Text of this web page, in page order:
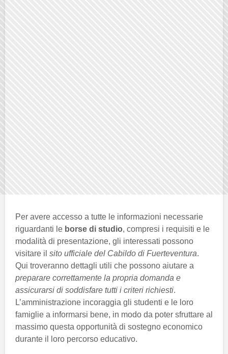
Per avere accesso a tutte le informazioni necessarie
riguardanti le borse di studio, compresi i requisiti e le
modalità di presentazione, gli interessati possono
visitare il sito ufficiale del Cabildo di Fuerteventura.
Qui troveranno dettagli utili che possono aiutare a
preparare correttamente la propria domanda e
assicurarsi di soddisfare tutti i criteri richiesti.
L’amministrazione incoraggia gli studenti e le loro
famiglie a informarsi bene, in modo da poter sfruttare al
massimo questa opportunità di sostegno economico
durante il loro percorso educativo.